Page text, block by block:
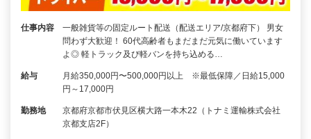
仕事内容
一般雑貨等の固定ルート配送（配送エリア/京都府下） 男女
問わず大歓迎！ 60代高齢者もまだまだ元気に働いています
よ◎ 軽トラック及び軽バンを持ち込める…
給与
月給350,000円〜500,000円以上 ※最低保障／日給15,000
円～17,000円
勤務地
京都府京都市伏見区横大路一本木22（トナミ運輸株式会社
京都支店2F）